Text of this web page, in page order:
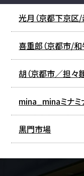
光月（京都下京区/
喜重郎（京都市/和
胡（京都市／担々麵
mina_minaミナミ
黒門市場